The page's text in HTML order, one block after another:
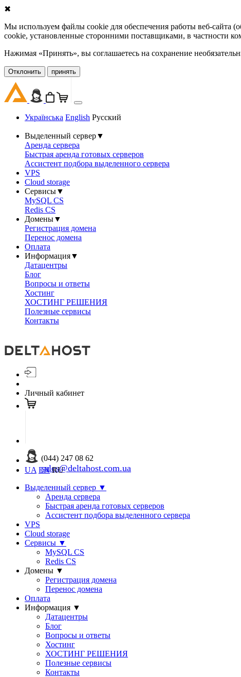
✖
Мы используем файлы cookie для обеспечения работы веб-сайта
cookie, установленные сторонними поставщиками, в частности
Нажимая «Принять», вы соглашаетесь на сохранение
Oтклонить принять
Українська English Русский
Выделенный сервер▼
Аренда сервера
Быстрая аренда готовых серверов
Ассистент подбора выделенного сервера
VPS
Cloud storage
Сервисы▼
MySQL CS
Redis CS
Домены▼
Регистрация домена
Перенос домена
Оплата
Информация▼
Датацентры
Блог
Вопросы и ответы
Хостинг
ХОСТИНГ РЕШЕНИЯ
Полезные сервисы
Контакты
Личный кабинет
(044) 247 08 62
sales@deltahost.com.ua
UA EN RU
Выделенный сервер ▼
Аренда сервера
Быстрая аренда готовых серверов
Ассистент подбора выделенного сервера
VPS
Cloud storage
Сервисы ▼
MySQL CS
Redis CS
Домены ▼
Регистрация домена
Перенос домена
Оплата
Информация ▼
Датацентры
Блог
Вопросы и ответы
Хостинг
ХОСТИНГ РЕШЕНИЯ
Полезные сервисы
Контакты